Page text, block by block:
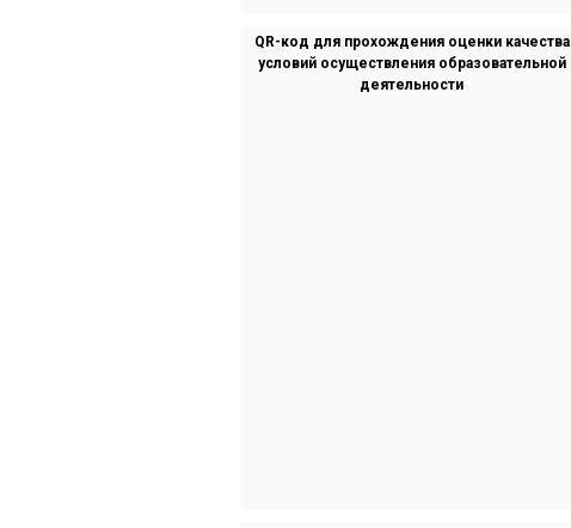
QR-код для прохождения оценки качества
условий осуществления образовательной
деятельности